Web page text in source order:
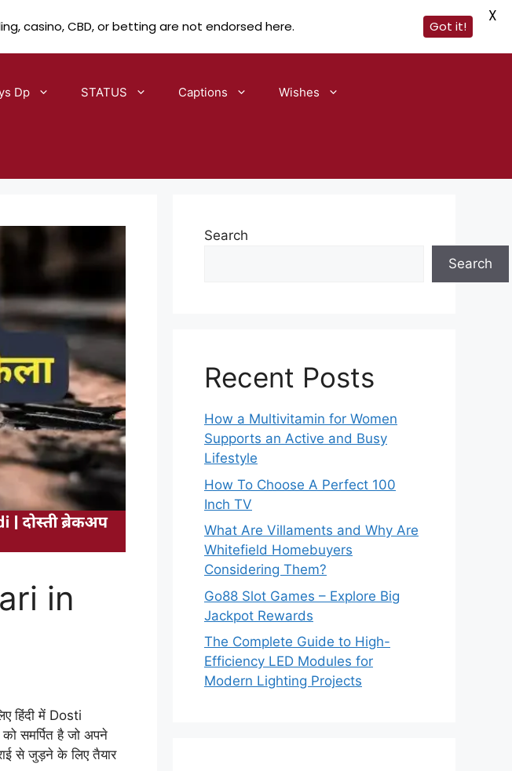
Dp STATUS Captions Wishes
in
हिंदी में Dosti
समर्पित है जो अपने
से जुड़ने के लिए तैयार
Search
Search
Recent Posts
How a Multivitamin for Women
Supports an Active and Busy
Lifestyle
How To Choose A Perfect 100
Inch TV
What Are Villaments and Why Are
Whitefield Homebuyers
Considering Them?
Go88 Slot Games – Explore Big
Jackpot Rewards
The Complete Guide to High-
Efficiency LED Modules for
Modern Lighting Projects
casino, CBD, or betting are not endorsed here. Got it!
X